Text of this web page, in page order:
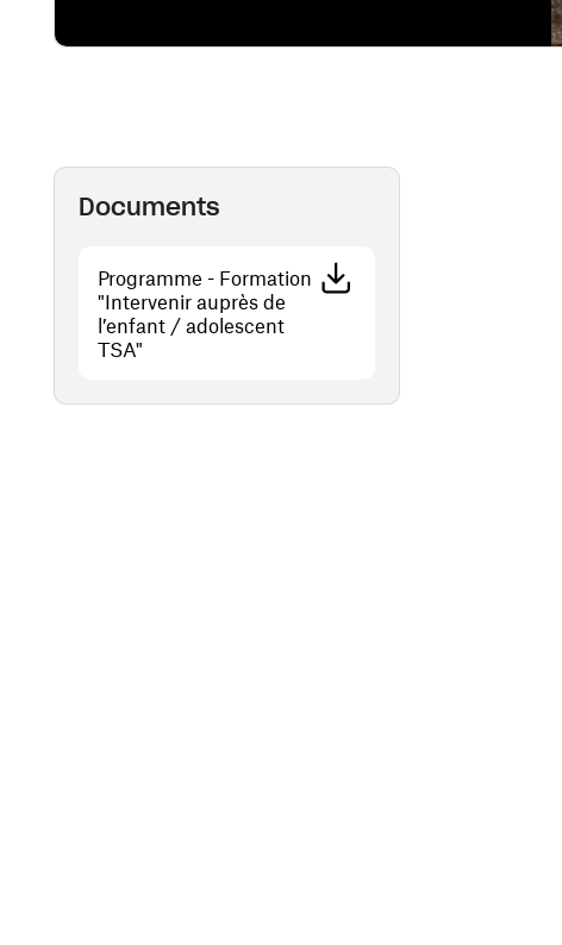
Documents
Programme - Formation
"Intervenir auprès de
l’enfant / adolescent
TSA"